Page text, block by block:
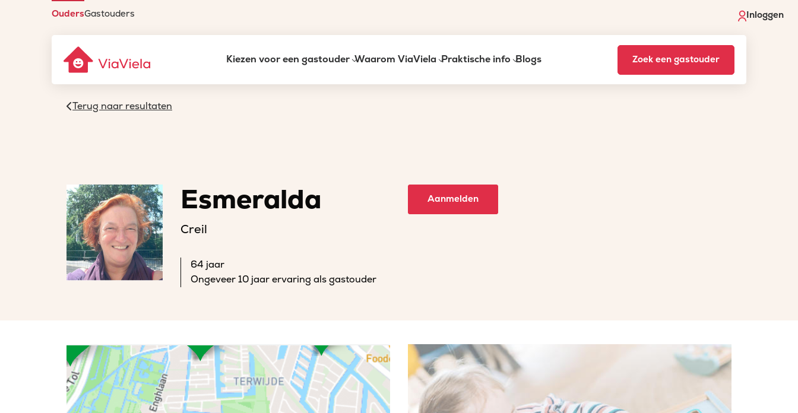
OudersGastouders Inloggen
Kiezen voor een gastouder Waarom ViaViela Praktische info Blogs Zoek een gastouder
Terug naar resultaten
Esmeralda
Creil
64 jaar
Ongeveer 10 jaar ervaring als gastouder
Aanmelden